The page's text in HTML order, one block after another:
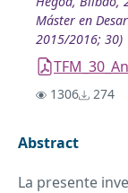
Máster en
2015/2016; 30)
1306 274
Abstract
La presente